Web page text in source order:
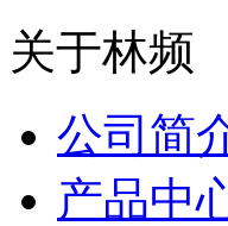
关于林频
公司简
产品中